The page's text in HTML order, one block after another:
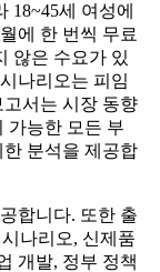
18~45세 여성에
에 한 번씩 무료
않은 수요가 있
나리오는 피임
서는 시장 동향
가능한 모든 부
분석을 제공합
합니다. 또한 출
나리오, 신제품
개발, 정부 정책